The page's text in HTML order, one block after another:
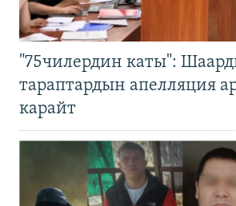
"75чилердин каты":
тараптардын апелляция
карайт